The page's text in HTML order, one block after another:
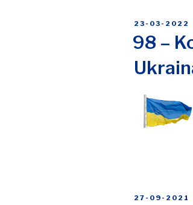
POSTED
23-03-2022
98 –
POSTED
27-09-2021